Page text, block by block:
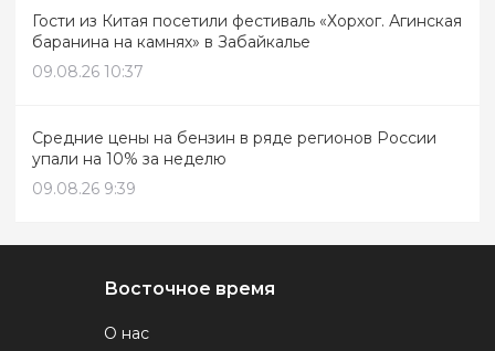
Гости из Китая посетили фестиваль «Хорхог. Агинская
баранина на камнях» в Забайкалье
09.08.26 10:37
Средние цены на бензин в ряде регионов России
упали на 10% за неделю
09.08.26 9:39
Восточное время
О нас